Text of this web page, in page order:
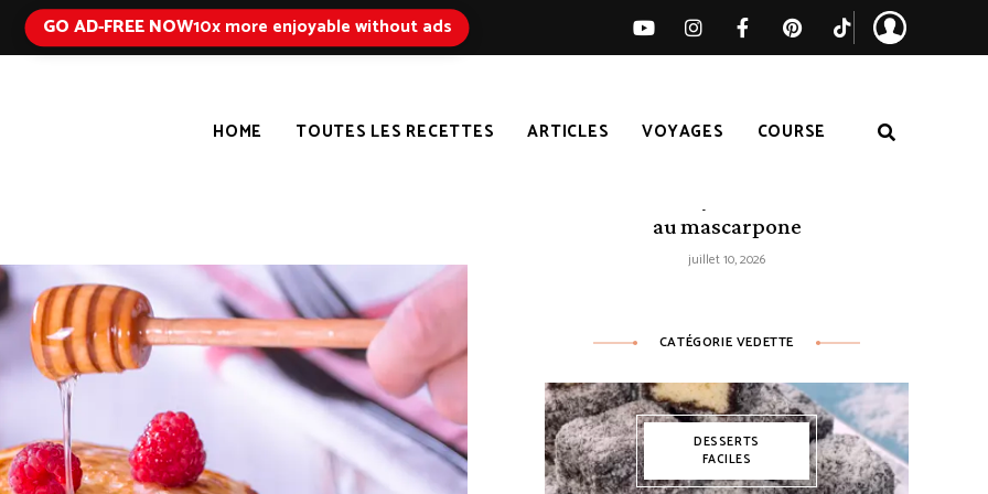
GO AD-FREE NOW10x more enjoyable without ads
HOME TOUTES LES RECETTES ARTICLES VOYAGES COURSE
au mascarpone
juillet 10, 2026
CATÉGORIE VEDETTE
DESSERTS
FACILES